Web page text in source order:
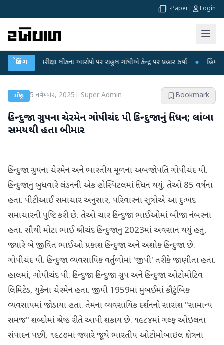
E-Paper Login
બ્રેકિંગ
પરીક્ષા લીકના આરોપો પર રાહુલ ગાંધીએ કેન્દ્ર પર પ્રહાર કર્યા ● હિંમતનગરમાં
રાષ્ટ્રીય 5 નવેમ્બર, 2025 Super Admin Bookmark
હિન્દુજા ગ્રુપના ચેરમેન ગોપીચંદ પી હિન્દુજાનું નિધન; લાંબા
સમયથી હતા બીમાર
હિન્દુજા ગ્રુપના ચેરમેન અને ભારતીય મૂળના અબજોપતિ ગોપીચંદ પી.
હિન્દુજાનું બુધવારે લંડનની એક હોસ્પિટલમાં નિધન થયું. તેઓ 85 વર્ષના
હતા. પીટીઆઈ સમાચાર અનુસાર, પરિવારના સૂત્રોએ આ દુઃખદ
સમાચારની પુષ્ટિ કરી છે. તેઓ ચાર હિન્દુજા ભાઈઓમાં બીજા નંબરના
હતા. સૌથી મોટા ભાઈ શ્રીચંદ હિન્દુજાનું 2023માં અવસાન થયું હતું,
જ્યારે બે જીવિત ભાઈઓ પ્રકાશ હિન્દુજા અને અશોક હિન્દુજા છે.
ગોપીચંદ પી. હિન્દુજા વ્યવસાયિક વર્તુળોમાં 'જીપી' તરીકે જાણીતા હતા.
હાલમાં, ગોપીચંદ પી. હિન્દુજા હિન્દુજા ગ્રુપ અને હિન્દુજા ઓટોમોટિવ
લિમિટેડ, યુકેના ચેરમેન હતા. જીપી 1959માં મુંબઈમાં કૌટુંબિક
વ્યવસાયમાં જોડાયા હતા. તેમના વ્યવસાયિક દર્શનનો સારાંશ "સામાન્ય
સમજ" શબ્દોમાં શ્રેષ્ઠ રીતે આપી શકાય છે. ૧૯૮૪માં ગલ્ફ ઓઇલના
સંપાદન પછી, ૧૯૮૭માં જ્યારે જૂથે ભારતીય ઓટોમોબાઇલ ક્ષેત્રના